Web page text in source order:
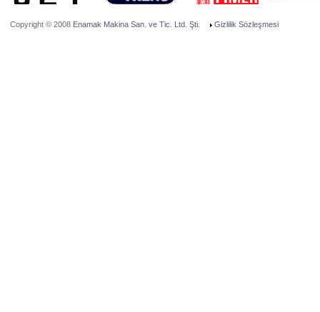
Copyright © 2008 Enamak Makina San. ve Tic. Ltd. Şti. Gizlilik Sözleşmesi